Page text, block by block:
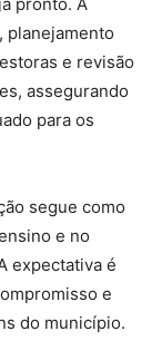
planejamento
e revisão
assegurando
para os
segue como
e no
expectativa é
e
do município.